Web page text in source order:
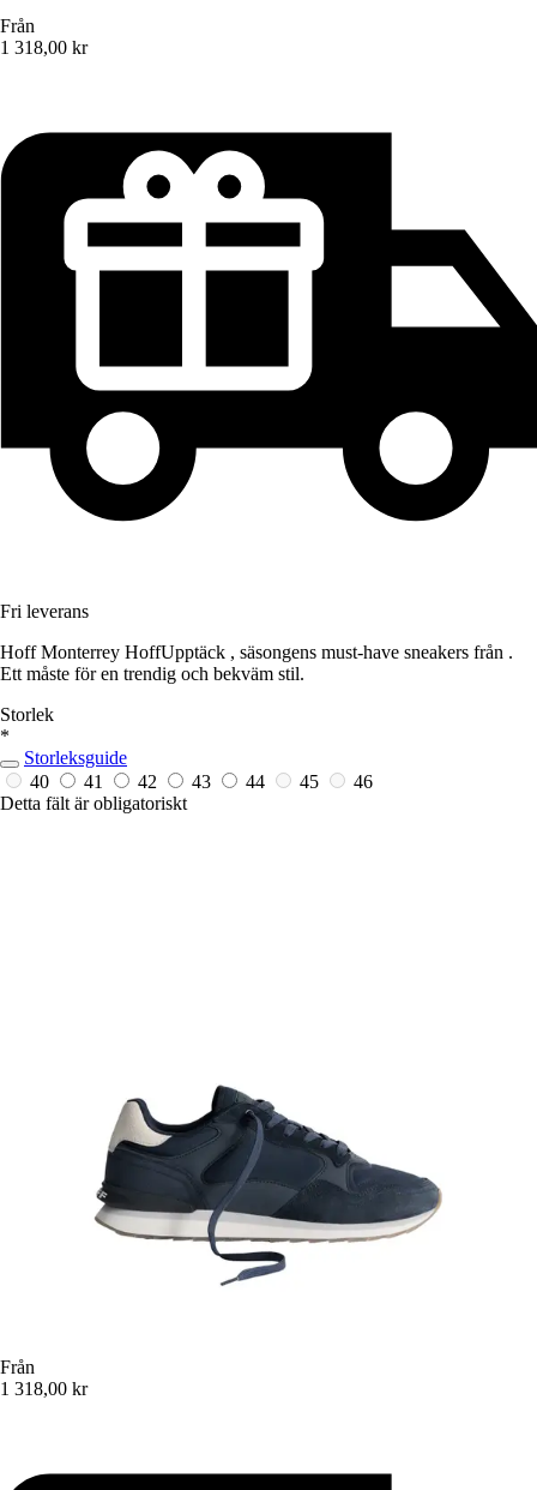
Från
1 318,00 kr
Fri leverans
Hoff Monterrey HoffUpptäck , säsongens must-have sneakers från .
Ett måste för en trendig och bekväm stil.
Storlek
*
Storleksguide
40
41 42 43 44 45
46
Detta fält är obligatoriskt
Från
1 318,00 kr